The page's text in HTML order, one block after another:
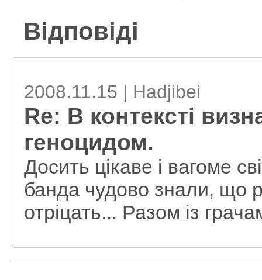
Відповіді
2008.11.15 | Hadjibei
Re: В контексті
геноцидом.
Досить цікаве і вагоме
банда чудово знали, що
отріцать... Разом із